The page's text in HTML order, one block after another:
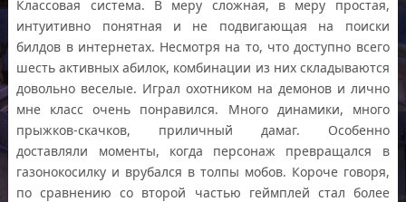
Классовая система. В меру сложная, в меру простая,
интуитивно понятная и не подвигающая на поиски
билдов в интернетах. Несмотря на то, что доступно всего
шесть активных абилок, комбинации из них складываются
довольно веселые. Играл охотником на демонов и лично
мне класс очень понравился. Много динамики, много
прыжков-скачков, приличный дамаг. Особенно
доставляли моменты, когда персонаж превращался в
газонокосилку и врубался в толпы мобов. Короче говоря,
по сравнению со второй частью геймплей стал более